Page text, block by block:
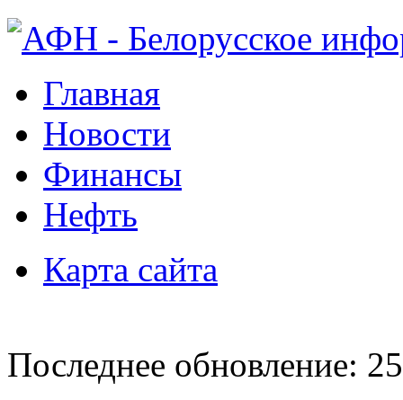
Главная
Новости
Финансы
Нефть
Карта сайта
Последнее обновление: